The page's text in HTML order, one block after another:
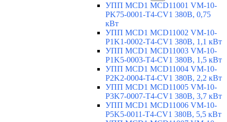
УПП MCD1 MCD11001 VM-10-
PK75-0001-T4-CV1 380В, 0,75
кВт
УПП MCD1 MCD11002 VM-10-
P1K1-0002-T4-CV1 380В, 1,1 кВт
УПП MCD1 MCD11003 VM-10-
P1K5-0003-T4-CV1 380В, 1,5 кВт
УПП MCD1 MCD11004 VM-10-
P2K2-0004-T4-CV1 380В, 2,2 кВт
УПП MCD1 MCD11005 VM-10-
P3K7-0007-T4-CV1 380В, 3,7 кВт
УПП MCD1 MCD11006 VM-10-
P5K5-0011-T4-CV1 380В, 5,5 кВт